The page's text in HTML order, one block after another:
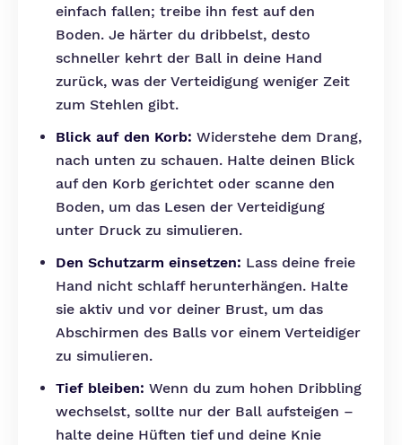
einfach fallen; treibe ihn fest auf den
Boden. Je härter du dribbelst, desto
schneller kehrt der Ball in deine Hand
zurück, was der Verteidigung weniger Zeit
zum Stehlen gibt.
Blick auf den Korb: Widerstehe dem Drang,
nach unten zu schauen. Halte deinen Blick
auf den Korb gerichtet oder scanne den
Boden, um das Lesen der Verteidigung
unter Druck zu simulieren.
Den Schutzarm einsetzen: Lass deine freie
Hand nicht schlaff herunterhängen. Halte
sie aktiv und vor deiner Brust, um das
Abschirmen des Balls vor einem Verteidiger
zu simulieren.
Tief bleiben: Wenn du zum hohen Dribbling
wechselst, sollte nur der Ball aufsteigen –
halte deine Hüften tief und deine Knie